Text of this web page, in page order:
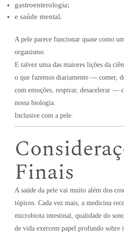
gastroenterologia;
e saúde mental.
A pele parece funcionar quase como
organismo.
E talvez uma das maiores lições da
o que fazemos diariamente — comer,
com emoções, respirar, desacelerar —
nossa biologia.
Inclusive com a pele.
Finais
A saúde da pele vai muito além dos
tópicos. Cada vez mais, a medicina
microbiota intestinal, qualidade do
de vida exercem papel profundo